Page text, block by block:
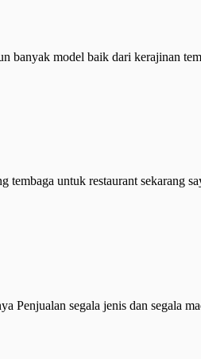
banyak model baik dari kerajinan
untuk restaurant sekarang
Penjualan segala jenis dan segala